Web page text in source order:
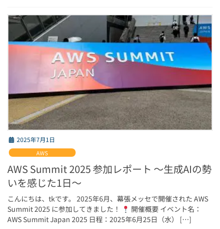
2025年7月1日
AWS
AWS Summit 2025 参加レポート 〜生成AIの勢
いを感じた1日〜
こんにちは、tkです。 2025年6月、幕張メッセで開催された AWS
Summit 2025 に参加してきました！
開催概要 イベント名：
AWS Summit Japan 2025 日程：2025年6月25日（水） […]